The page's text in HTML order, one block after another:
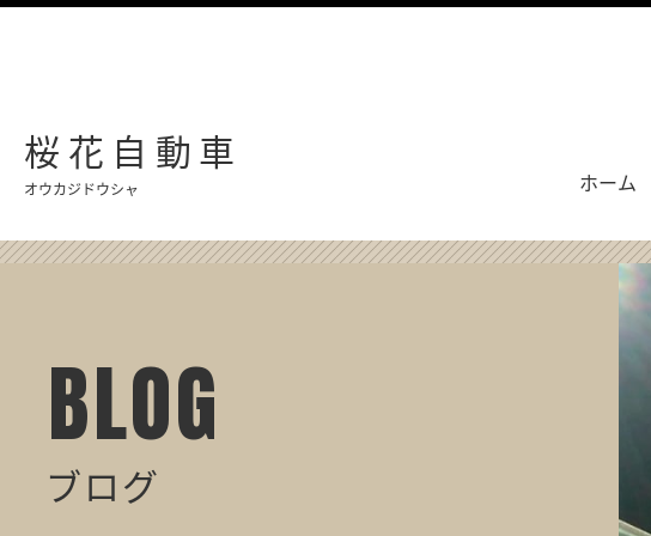
桜花自動車
オウカジドウシャ ホーム
BLOG
ブログ